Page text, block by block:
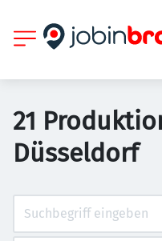
21
Düsseldorf